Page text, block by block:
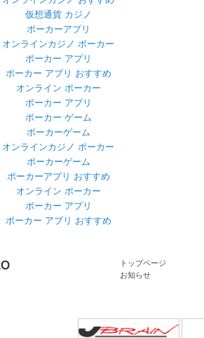
仮想通貨 カジノ
ポーカーアプリ
オンラインカジノ ポーカー
ポーカー アプリ
ポーカー アプリ おすすめ
オンライン ポーカー
ポーカー アプリ
ポーカー ゲーム
ポーカーゲーム
オンラインカジノ ポーカー
ポーカーゲーム
ポーカーアプリ おすすめ
オンライン ポーカー
ポーカー アプリ
ポーカー アプリ おすすめ
トップページ
お知らせ